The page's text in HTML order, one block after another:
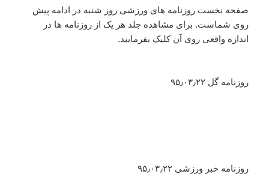
صفحه نخست روزنامه های ورزشی روز شنبه در ادامه پیش
روی شماست. برای مشاهده جلد هر یک از روزنامه ها در
اندازه واقعی روی آن کلیک بفرمایید.
روزنامه گل ۹۵٫۰۳٫۲۲
روزنامه خبر ورزشی ۹۵٫۰۳٫۲۲